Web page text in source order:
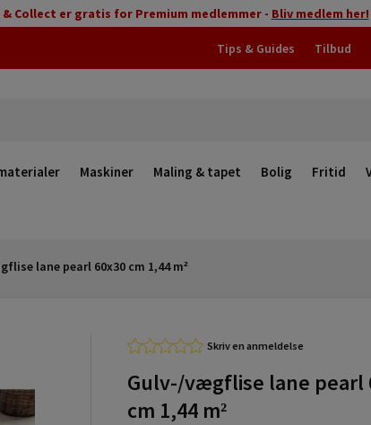
& Collect er gratis for Premium medlemmer - Bliv medlem her!
Tips & Guides Tilbud
Maskiner Maling & tapet Bolig Fritid
lane pearl 60x30 cm 1,44 m²
Skriv en anmeldelse
Gulv-/vægflise lane pearl
cm 1,44 m²